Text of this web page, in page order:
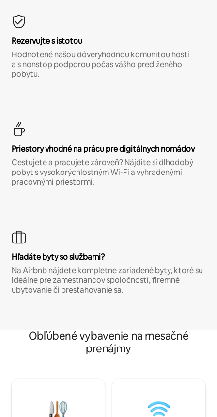
Rezervujte s istotou
Hodnotené našou dôveryhodnou komunitou hostí
a s nonstop podporou počas vášho predĺženého
pobytu.
Priestory vhodné na prácu pre digitálnych nomádov
Cestujete a pracujete zároveň? Nájdite si dlhodobý
pobyt s vysokorýchlostným Wi-Fi a vyhradenými
pracovnými priestormi.
Hľadáte byty so službami?
Na Airbnb nájdete kompletne zariadené byty, ktoré sú
ideálne pre zamestnancov spoločností, firemné
ubytovanie či presťahovanie sa.
Obľúbené vybavenie na mesačné
prenájmy